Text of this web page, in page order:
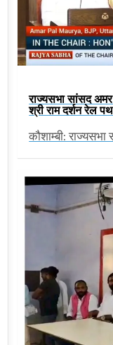
राज्यसभा सांसद
श्री राम दर्शन रेल
कौशाम्बी: राज्यसभा